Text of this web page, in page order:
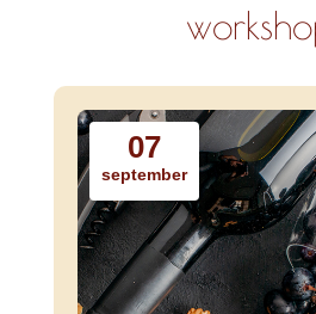
07
september